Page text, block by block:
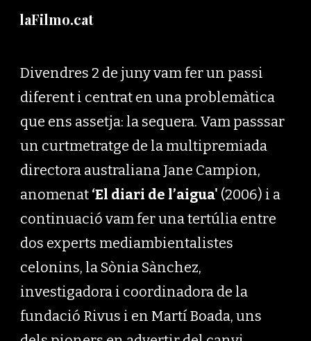
Skip to main content
laFilmo.cat
Divendres 2 de juny vam fer un passi
diferent i centrat en una problemàtica
que ens assetja: la sequera. Vam passsar
un curtmetratge de la multipremiada
directora australiana Jane Campion,
anomenat ‘El diari de l’aigua' (2006) i a
continuació vam fer una tertúlia entre
dos experts mediambientalistes
celonins, la Sònia Sànchez,
investigadora i coordinadora de la
fundació Rivus i en Martí Boada, uns